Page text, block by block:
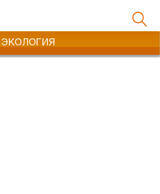
ЭКОЛОГИЯ